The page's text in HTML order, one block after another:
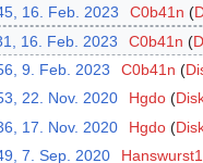
16. Feb. 2023 C0b41n
16. Feb. 2023 C0b41n
9. Feb. 2023 C0b41n
22. Nov. 2020 Hgdo
17. Nov. 2020 Hgdo
7. Sep. 2020